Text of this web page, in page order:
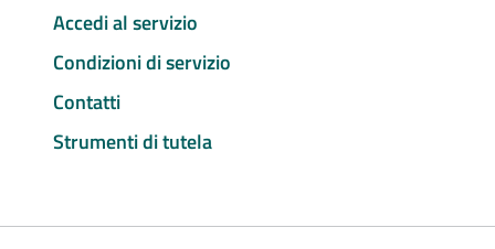
Accedi al servizio
Condizioni di servizio
Contatti
Strumenti di tutela